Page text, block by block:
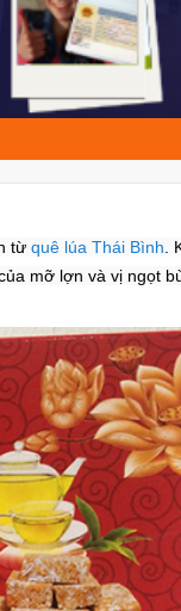
từ quê lúa Thái Bình.
mỡ lợn và vị ngọt